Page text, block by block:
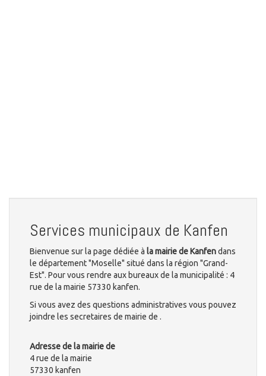
Services municipaux de Kanfen
Bienvenue sur la page dédiée à la mairie de Kanfendans
le département "Moselle" situé dans la région "Grand-
Est". Pour vous rendre aux bureaux de la municipalité : 4
rue de la mairie 57330 kanfen.
Si vous avez des questions administratives vous pouvez
joindre les secretaires de mairie de .
Adresse de la mairie de
4 rue de la mairie
57330 kanfen